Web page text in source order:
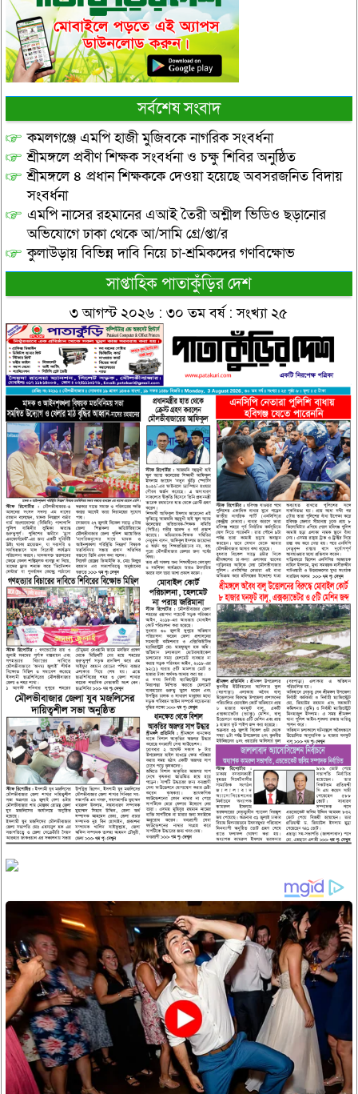
সর্বশেষ সংবাদ
কমলগঞ্জে এমপি হাজী মুজিবকে নাগরিক সংবর্ধনা
শ্রীমঙ্গলে প্রবীণ শিক্ষক সংবর্ধনা ও চক্ষু শিবির অনুষ্ঠিত
শ্রীমঙ্গলে ৪ প্রধান শিক্ষককে দেওয়া হয়েছে অবসরজনিত বিদায়
সংবর্ধনা
এমপি নাসের রহমানের এআই তৈরী অশ্লীল ভিডিও ছড়ানোর
অভিযোগে ঢাকা থেকে আ/সামি গ্রে/প্তা/র
কুলাউড়ায় বিভিন্ন দাবি নিয়ে চা-শ্রমিকদের গণবিক্ষোভ
সাপ্তাহিক পাতাকুঁড়ির দেশ
৩ আগস্ট ২০২৬ : ৩০ তম বর্ষ : সংখ্যা ২৫